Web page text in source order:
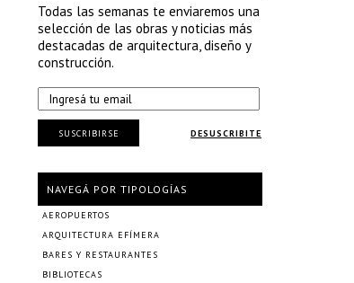
Todas las semanas te enviaremos una
selección de las obras y noticias más
destacadas de arquitectura, diseño y
construcción.
DESUSCRIBITE
SUSCRIBIRSE
NAVEGÁ POR TIPOLOGÍAS
AEROPUERTOS
ARQUITECTURA EFÍMERA
BARES Y RESTAURANTES
BIBLIOTECAS